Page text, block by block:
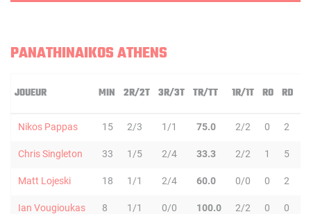
PANATHINAIKOS ATHENS
JOUEUR MIN 2R/2T 3R/3T TR/TT 1R/1T RO RD
Nikos Pappas 15 2/3 1/1 75.0 2/2 0 2
Chris Singleton 33 1/5 2/4 33.3 2/2 1 5
Matt Lojeski 18 1/1 2/4 60.0 0/0 0 2
Ian Vougioukas 8 1/1 0/0 100.0 2/2 0 0